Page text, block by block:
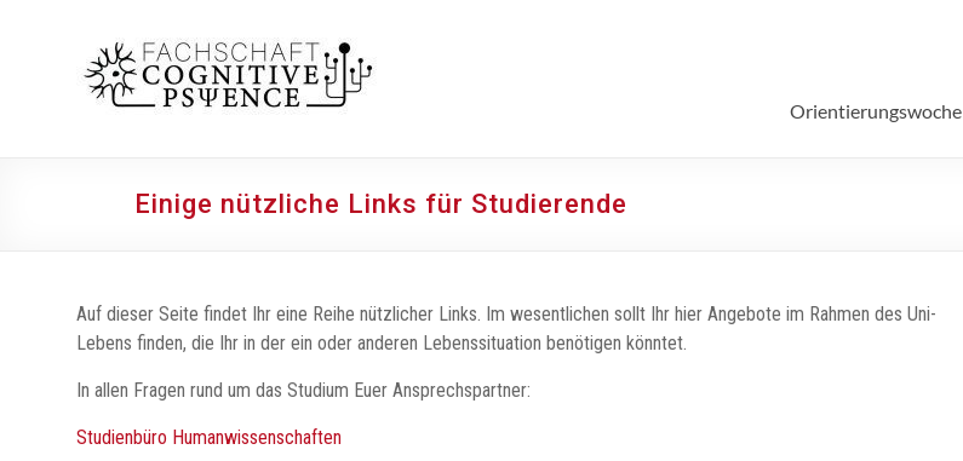
Fachschaft
Cognitive
&
Psychologie
Institut
Psychologie
Orientierungswoche
Einige nützliche Links für Studierende
Auf dieser Seite findet Ihr eine Reihe nützlicher Links. Im wesentlichen sollt Ihr hier Angebote im Rahmen des Uni-
Lebens finden, die Ihr in der ein oder anderen Lebenssituation benötigen könntet.
In allen Fragen rund um das Studium Euer Ansprechspartner:
Studienbüro Humanwissenschaften